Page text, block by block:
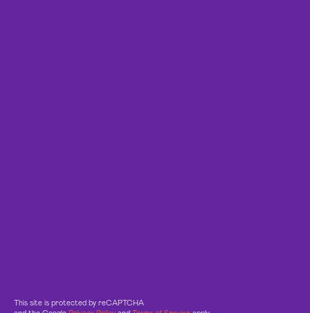
This site is protected by reCAPTCHA